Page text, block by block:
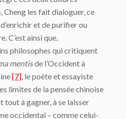
Cheng les fait dialoguer, ce
et de purifier ou
C’est ainsi que,
philosophes qui critiquent
mentisde l’Occident à
[7], le poète et essayiste
limites de la pensée chinoise
tout à gagner, à se laisser
occidental – comme celui-